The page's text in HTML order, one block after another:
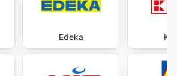
Edeka